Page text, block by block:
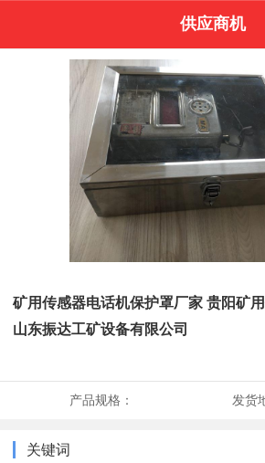
供应商机
矿用传感器电话机保护罩厂家 贵阳矿
山东振达工矿设备有限公司
产品规格： 发货
关键词